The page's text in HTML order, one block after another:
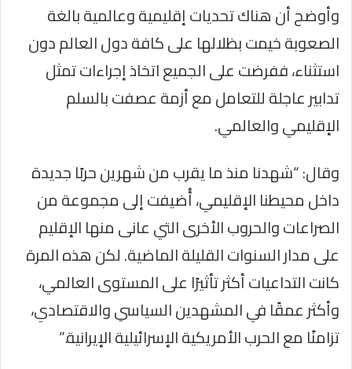
وأوضح أن هناك تحديات إقليمية وعالمية بالغة
الصعوبة خيمت بظلالها على كافة دول العالم دون
استثناء، ففرضت على الجميع اتخاذ إجراءات تمثل
تدابير عاجلة للتعامل مع أزمة عصفت بالسلم
الإقليمي والعالمي.
وقال: “شهدنا منذ ما يقرب من شهرين حربًا جديدة
داخل محيطنا الإقليمي، أُضيفت إلى مجموعة من
الصراعات والحروب الأخرى التي عانى منها الإقليم
على مدار السنوات القليلة الماضية. لكن هذه المرة
كانت التداعيات أكثر تأثيرًا على المستوى العالمي،
وأكثر عمقًا في المشهدين السياسي والاقتصادي،
تزامنًا مع الحرب الأمريكية الإسرائيلية الإيرانية.”